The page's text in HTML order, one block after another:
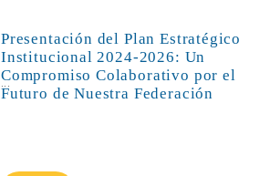
Presentación del Plan Estratégico
Institucional 2024-2026: Un
Compromiso Colaborativo por el
Futuro de Nuestra Federación
...